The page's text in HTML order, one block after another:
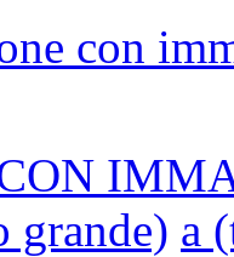
con
grande) a